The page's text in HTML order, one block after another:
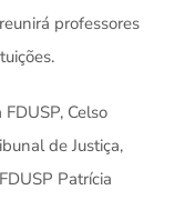
professores
Celso
de Justiça,
Patrícia